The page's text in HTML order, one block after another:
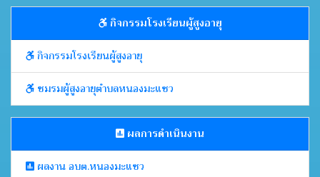
กิจกรรมโรงเรียนผู้สูงอายุ
กิจกรรมโรงเรียนผู้สูงอายุ
ชมรมผู้สูงอายุตำบลหนองมะแซว
ผลการดำเนินงาน
ผลงาน อบต.หนองมะแซว